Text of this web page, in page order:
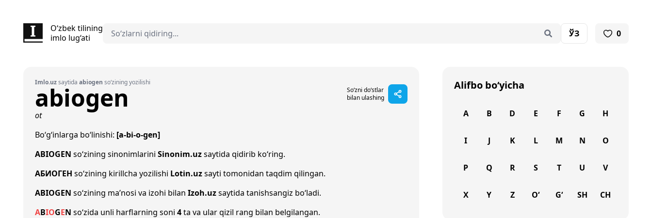
O‘zbek tilining
imlo lug‘ati
ЎЗ 0
Imlo.uzsaytida abiogen so‘zining yozilishi
abiogen
So‘zni do‘stlar
bilan ulashing
ot
Bo‘g‘inlarga bo‘linishi: [a-bi-o-gen]
ABIOGEN so‘zining sinonimlarini Sinonim.uzsaytida qidirib ko‘ring.
АБИОГЕН so‘zining kirillcha yozilishi Lotin.uzsayti tomonidan taqdim qilingan.
ABIOGEN so‘zining ma’nosi va izohi bilan Izoh.uzsaytida tanishsangiz bo‘ladi.
ABIOGEN so‘zida unli harflarning soni 4ta va ular qizil rang bilan belgilangan.
Alifbo bo‘yicha
A B D E F G H
I J K L M N O
P Q R S T U V
X Y Z O‘ G‘ SH CH